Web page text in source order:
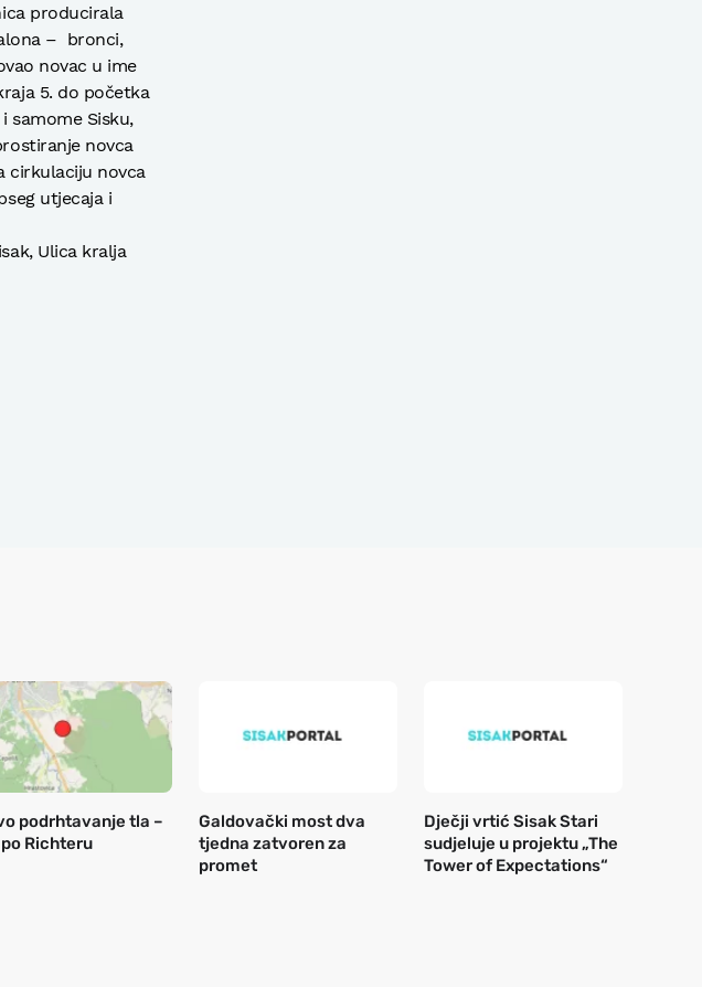
producirala
– bronci,
novac u ime
5. do početka
samome Sisku,
novca
cirkulaciju novca
utjecaja i
Ulica kralja
podrhtavanje tla –
Richteru
Galdovački most dva
tjedna zatvoren za
promet
Dječji vrtić Sisak Stari
sudjeluje u projektu „The
Tower of Expectations“